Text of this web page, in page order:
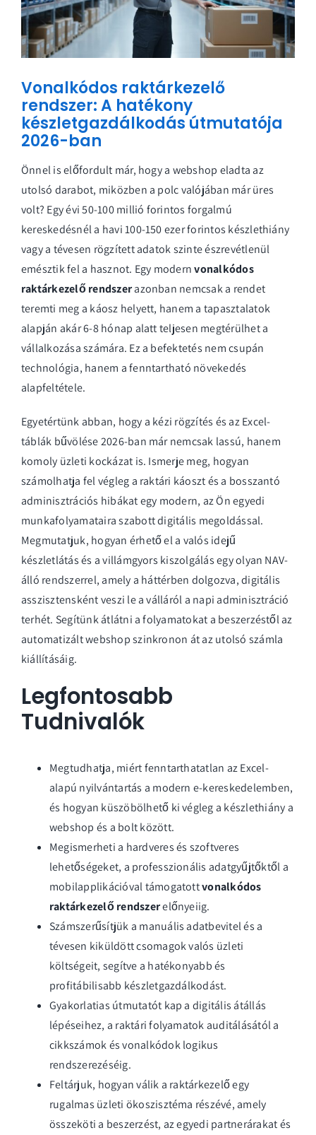
Vonalkódos raktárkezelő
rendszer: A hatékony
készletgazdálkodás útmutatója
2026-ban
Önnel is előfordult már, hogy a webshop eladta az
utolsó darabot, miközben a polc valójában már üres
volt? Egy évi 50-100 millió forintos forgalmú
kereskedésnél a havi 100-150 ezer forintos készlethiány
vagy a tévesen rögzített adatok szinte észrevétlenül
emésztik fel a hasznot. Egy modernvonalkódos
raktárkezelő rendszerazonban nemcsak a rendet
teremti meg a káosz helyett, hanem a tapasztalatok
alapján akár 6-8 hónap alatt teljesen megtérülhet a
vállalkozása számára. Ez a befektetés nem csupán
technológia, hanem a fenntartható növekedés
alapfeltétele.
Egyetértünk abban, hogy a kézi rögzítés és az Excel-
táblák bűvölése 2026-ban már nemcsak lassú, hanem
komoly üzleti kockázat is. Ismerje meg, hogyan
számolhatja fel végleg a raktári káoszt és a bosszantó
adminisztrációs hibákat egy modern, az Ön egyedi
munkafolyamataira szabott digitális megoldással.
Megmutatjuk, hogyan érhető el a valós idejű
készletlátás és a villámgyors kiszolgálás egy olyan NAV-
álló rendszerrel, amely a háttérben dolgozva, digitális
asszisztensként veszi le a válláról a napi adminisztráció
terhét. Segítünk átlátni a folyamatokat a beszerzéstől az
automatizált webshop szinkronon át az utolsó számla
kiállításáig.
Legfontosabb
Tudnivalók
Megtudhatja, miért fenntarthatatlan az Excel-
alapú nyilvántartás a modern e-kereskedelemben,
és hogyan küszöbölhető ki végleg a készlethiány a
webshop és a bolt között.
Megismerheti a hardveres és szoftveres
lehetőségeket, a professzionális adatgyűjtőktől a
mobilapplikációval támogatottvonalkódos
raktárkezelő rendszerelőnyeiig.
Számszerűsítjük a manuális adatbevitel és a
tévesen kiküldött csomagok valós üzleti
költségeit, segítve a hatékonyabb és
profitábilisabb készletgazdálkodást.
Gyakorlatias útmutatót kap a digitális átállás
lépéseihez, a raktári folyamatok auditálásától a
cikkszámok és vonalkódok logikus
rendszerezéséig.
Feltárjuk, hogyan válik a raktárkezelő egy
rugalmas üzleti ökoszisztéma részévé, amely
összeköti a beszerzést, az egyedi partnerárakat és